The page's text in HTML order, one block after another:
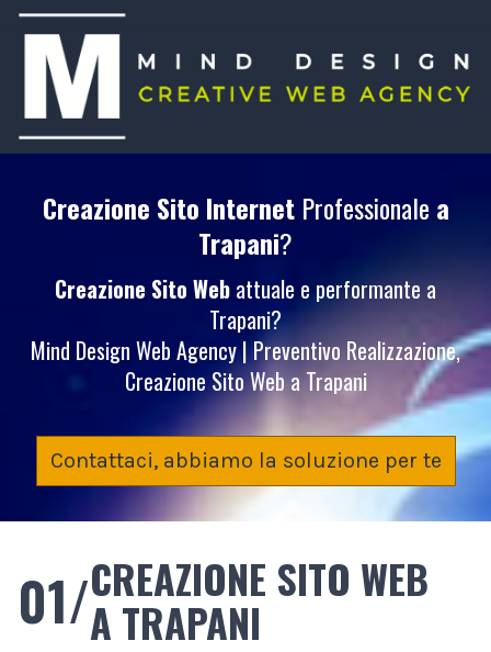
Creazione Sito InternetProfessionale a
Trapani?
Creazione Sito Web attuale e performante a
Trapani?
Mind Design Web Agency | Preventivo Realizzazione,
Creazione Sito Web a Trapani
Contattaci, abbiamo la soluzione per te
01/CREAZIONE SITO WEB
A TRAPANI